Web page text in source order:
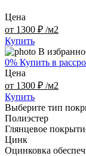
Цена
от 1300 ₽ /м2
Купить
В
0% Купить в
Цена
от 1300 ₽ /м2
Купить
Выберите тип
Полиэстер
Глянцевое
Цинк
Оцинковка